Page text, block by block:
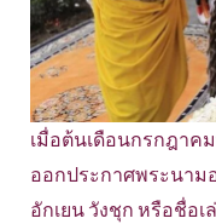
เมื่อต้นเดือนกรกฎาค
ออกประกาศพระนาม
อักเยน วังชุก หรือชื่อเ